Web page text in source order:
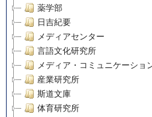
薬学部
日吉紀要
メディアセンター
言語文化研究所
メディア・コミュニケーショ
産業研究所
斯道文庫
体育研究所